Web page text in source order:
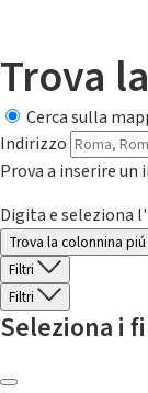
Trova
Cerca sulla
Indirizzo
Prova a inserire un
Digita e seleziona
Trova la colonnina
Filtri
Filtri
Seleziona i